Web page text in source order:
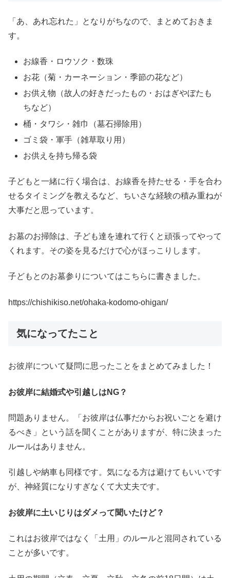
「あ、あれ忘れた」となりがちなので、まとめておきま
す。
お線香・ロウソク・数珠
お花（菊・カーネーション・季節の花など）
お供え物（故人の好きだったもの・おはぎやぼたも
ちなど）
桶・タワシ・雑巾（墓石掃除用）
ゴミ袋・軍手（雑草取り用）
お供えを持ち帰る袋
子どもと一緒に行く場合は、お線香を持たせる・手を合わ
せるタイミングを教えるなど、ちいさな経験の積み重ねが
大事だと思っています。
お墓のお掃除は、子ども達を連れて行くと頑張ってやって
くれます。その姿を見るだけで心がほっこりします。
子どもとのお墓参りについてはこちらに書きました。
https://chishikiso.net/ohaka-kodomo-ohigan/
気になってたこと
お彼岸について疑問に思ったことをまとめてみました！
お彼岸に結婚式や引越しはNG？
問題ありません。「お彼岸は仏事だからお祝いごとを避け
るべき」という話を聞くことがありますが、特に決まった
ルールはありません。
引越しや納車も同様です。気になる方は避けてもいいです
が、神経質になりすぎなくて大丈夫です。
お彼岸に土いじりはダメって聞いたけど？
これはお彼岸ではなく「土用」のルールと混同されている
ことが多いです。